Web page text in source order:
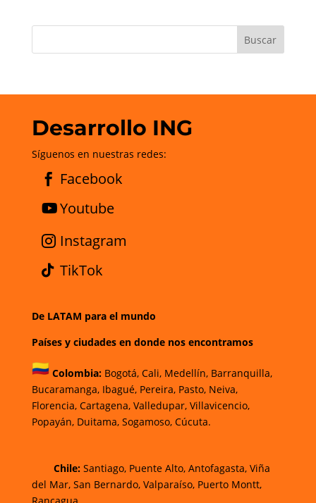
Desarrollo ING
Síguenos en nuestras redes:
Facebook
Youtube
Instagram
TikTok
De LATAM para el mundo
Países y ciudades en donde nos encontramos
Colombia: Bogotá,Cali, Medellín, Barranquilla,
Bucaramanga,Ibagué,Pereira,Pasto, Neiva,
Florencia, Cartagena, Valledupar, Villavicencio,
Popayán, Duitama, Sogamoso, Cúcuta.
Chile:Santiago, Puente Alto, Antofagasta, Viña
del Mar, San Bernardo, Valparaíso, Puerto Montt,
Rancagua